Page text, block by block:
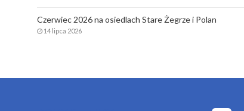
Czerwiec 2026 na osiedlach Stare Żegrze i Polan
14 lipca 2026